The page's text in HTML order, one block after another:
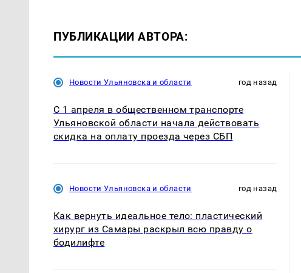
ПУБЛИКАЦИИ АВТОРА:
Новости Ульяновска и области год назад
С 1 апреля в общественном транспорте
Ульяновской области начала действовать
скидка на оплату проезда через СБП
Новости Ульяновска и области год назад
Как вернуть идеальное тело: пластический
хирург из Самары раскрыл всю правду о
бодилифте